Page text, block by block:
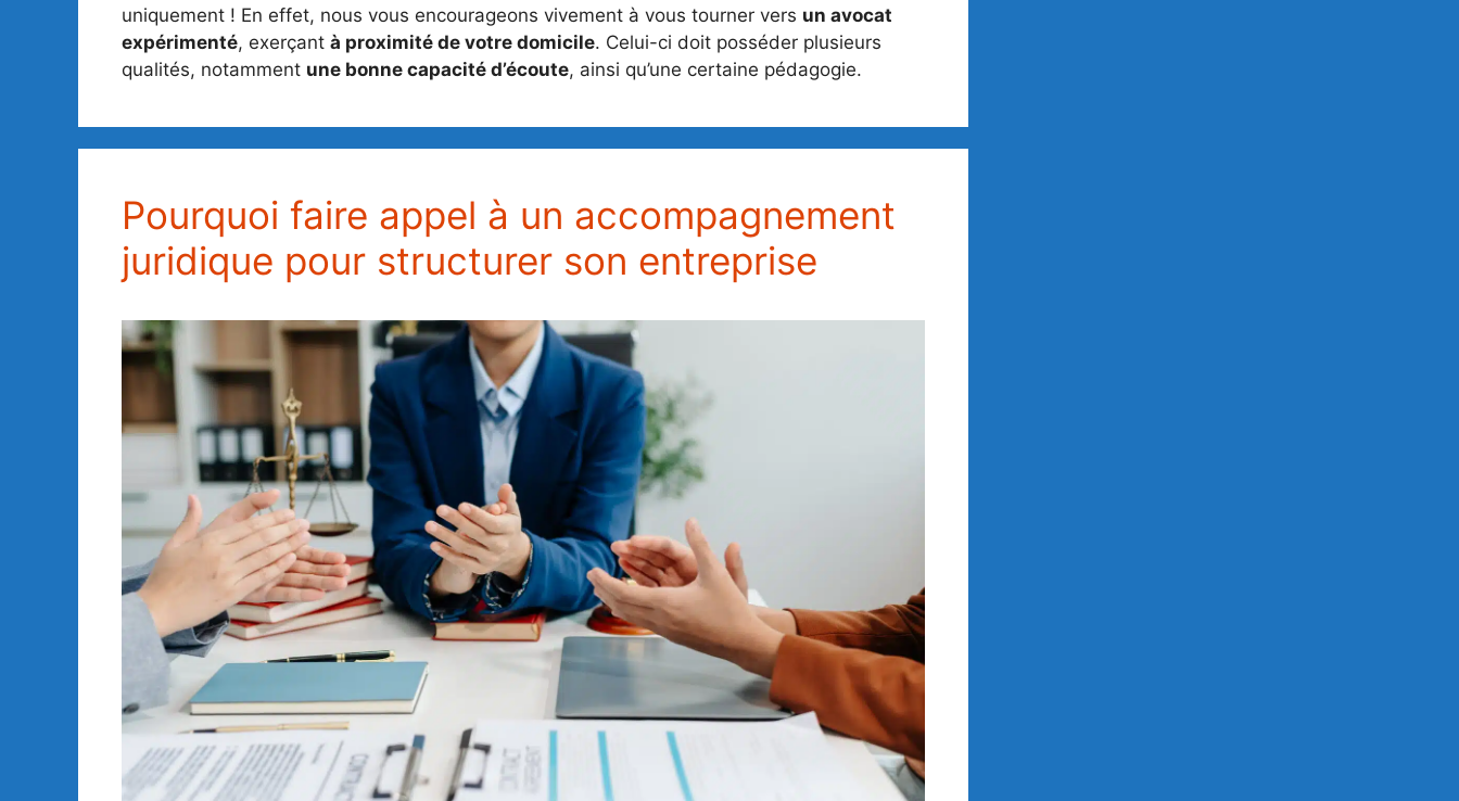
uniquement ! En effet, nous vous encourageons vivement à vous tourner vers un avocat
expérimenté, exerçant à proximité de votre domicile. Celui-ci doit posséder plusieurs
qualités, notamment une bonne capacité d’écoute, ainsi qu’une certaine pédagogie.
Pourquoi faire appel à un accompagnement
juridique pour structurer son entreprise